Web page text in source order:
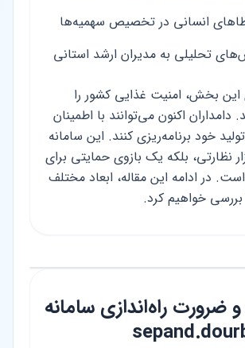
انسانی در تخصیص سهمیه‌ها
تحلیلی به مدیران ارشد استانی
بخش، امنیت غذایی کشور را
اکنون می‌توانند با اطمینان
خود برنامه‌ریزی کنند. این سامانه
نظارتی، بلکه یک بازوی حمایتی برای
است. در ادامه این مقاله، ابعاد مختلف
بررسی خواهیم کرد.
ضرورت راه‌اندازی سامانه